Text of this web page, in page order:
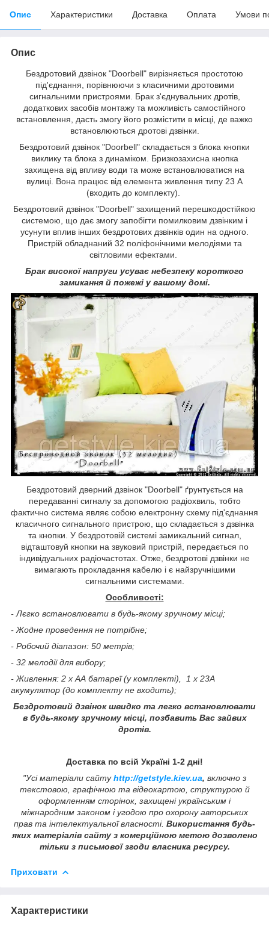
Опис Характеристики Доставка Оплата Умови
Опис
Бездротовий дзвінок "Doorbell" вирізняється простотою
під'єднання, порівнюючи з класичними дротовими
сигнальними пристроями. Брак з'єднувальних дротів,
додаткових засобів монтажу та можливість самостійного
встановлення, дасть змогу його розмістити в місці, де важко
встановлюються дротові дзвінки.
Бездротовий дзвінок "Doorbell" складається з блока кнопки
виклику та блока з динаміком. Бризкозахисна кнопка
захищена від впливу води та може встановлюватися на
вулиці. Вона працює від елемента живлення типу 23 А
(входить до комплекту).
Бездротовий дзвінок "Doorbell" захищений перешкодостійкою
системою, що дає змогу запобігти помилковим дзвінким і
усунути вплив інших бездротових дзвінків один на одного.
Пристрій обладнаний 32 поліфонічними мелодіями та
світловими ефектами.
Брак високої напруги усуває небезпеку короткого
замикання й пожежі у вашому домі.
Бездротовий дверний дзвінок "Doorbell" ґрунтується на
передаванні сигналу за допомогою радіохвиль, тобто
фактично система являє собою електронну схему під'єднання
класичного сигнального пристрою, що складається з дзвінка
та кнопки. У бездротовій системі замикальний сигнал,
відташтовуй кнопки на звуковий пристрій, передається по
індивідуальних радіочастотах. Отже, бездротові дзвінки не
вимагають прокладання кабелю і є найзручнішими
сигнальними системами.
Особливості:
- Лєгко встановлювати в будь-якому зручному місці;
- Жодне проведення не потрібне;
- Робочий діапазон: 50 метрів;
- 32 мелодії для вибору;
- Живлення: 2 х АА батареї (у комплекті), 1 x 23A
акумулятор (до комплекту не входить);
Бездротовий дзвінок швидко та легко встановлювати
в будь-якому зручному місці, позбавить Вас зайвих
дротів.
Доставка по всій Україні 1-2 дні!
"Усі матеріали сайтуhttp://getstyle.kiev.ua, включно з
текстовою, графічною та відеокартою, структурою й
оформленням сторінок, захищені українським і
міжнародним законом і угодою про охорону авторських
прав та інтелектуальної власності. Використання будь-
яких матеріалів сайту з комерційною метою дозволено
тільки з письмової згоди власника ресурсу.
Приховати
Характеристики